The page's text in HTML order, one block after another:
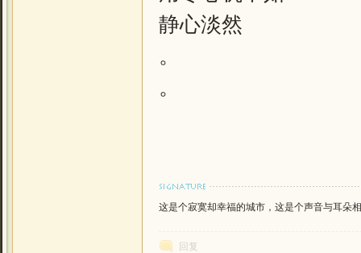
静心淡然
。
。
这是个寂寞却幸福的城市，这是个声音与耳朵
回复